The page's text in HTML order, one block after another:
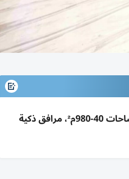
افتتاح مركز الأعمال الملاحية 2 بـ160م درهم؛ تأجير مسبق 78%، 125 مكتباً فاخراً، مساحات 40-980م²، مرافق ذكية